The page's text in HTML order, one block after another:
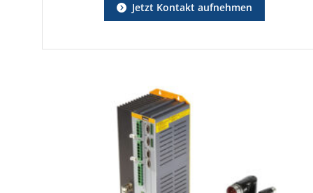
Jetzt Kontakt aufnehmen